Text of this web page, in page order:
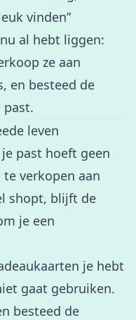
vinden”
al hebt liggen:
ze aan
en besteed de
past.
leven
past hoeft geen
verkopen aan
shopt, blijft de
je een
je hebt
gaat gebruiken.
besteed de